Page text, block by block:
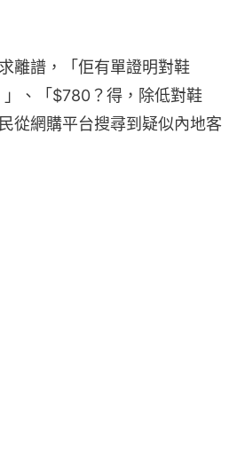
離譜，「佢有單證明對鞋
、「$780？得，除低對鞋
從網購平台搜尋到疑似內地客